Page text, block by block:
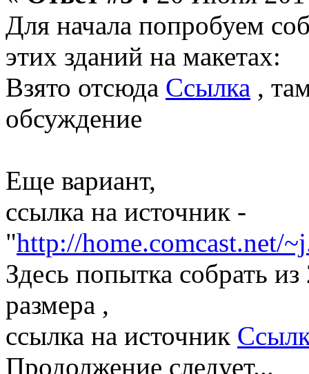
Для начала попробуем
этих зданий на макетах:
Взято отсюда Ссылка ,
обсуждение
Еще вариант,
ссылка на источник -
"http://home.comcast.net/
Здесь попытка собрать
размера ,
ссылка на источник
Продолжение следует...